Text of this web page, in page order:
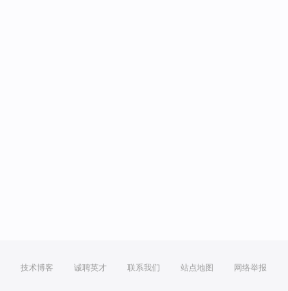
技术博客 诚聘英才 联系我们 站点地图 网络举报